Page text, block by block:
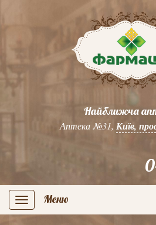
Найближча
Аптека №31, Київ,
navigation
Меню